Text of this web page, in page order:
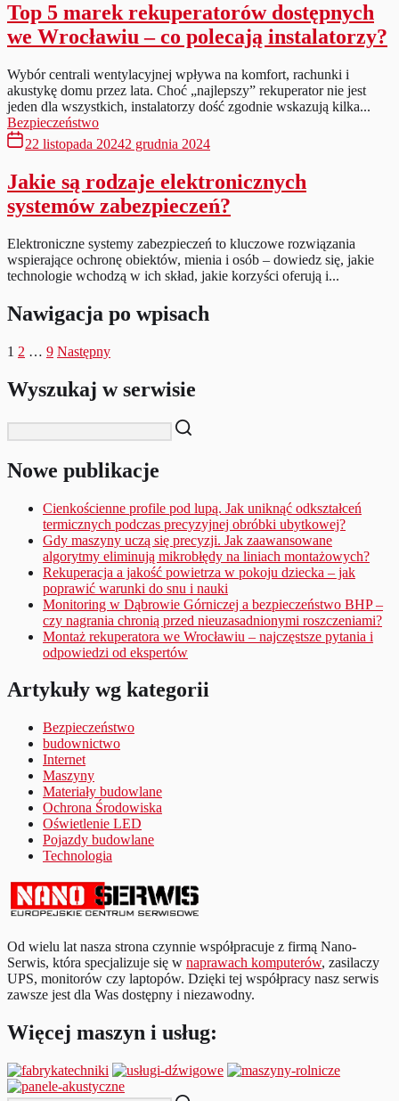
Top 5 marek rekuperatorów dostępnych
we Wrocławiu – co polecają instalatorzy?
Wybór centrali wentylacyjnej wpływa na komfort, rachunki i
akustykę domu przez lata. Choć „najlepszy” rekuperator nie jest
jeden dla wszystkich, instalatorzy dość zgodnie wskazują kilka...
Bezpieczeństwo
22 listopada 20242 grudnia 2024
Jakie są rodzaje elektronicznych
systemów zabezpieczeń?
Elektroniczne systemy zabezpieczeń to kluczowe rozwiązania
wspierające ochronę obiektów, mienia i osób – dowiedz się, jakie
technologie wchodzą w ich skład, jakie korzyści oferują i...
Nawigacja po wpisach
1 2 … 9 Następny
Wyszukaj w serwisie
Nowe publikacje
Cienkościenne profile pod lupą. Jak uniknąć odkształceń
termicznych podczas precyzyjnej obróbki ubytkowej?
Gdy maszyny uczą się precyzji. Jak zaawansowane
algorytmy eliminują mikrobłędy na liniach montażowych?
Rekuperacja a jakość powietrza w pokoju dziecka – jak
poprawić warunki do snu i nauki
Monitoring w Dąbrowie Górniczej a bezpieczeństwo BHP –
czy nagrania chronią przed nieuzasadnionymi roszczeniami?
Montaż rekuperatora we Wrocławiu – najczęstsze pytania i
odpowiedzi od ekspertów
Artykuły wg kategorii
Bezpieczeństwo
budownictwo
Internet
Maszyny
Materiały budowlane
Ochrona Środowiska
Oświetlenie LED
Pojazdy budowlane
Technologia
Od wielu lat nasza strona czynnie współpracuje z firmą Nano-
Serwis, która specjalizuje się w naprawach komputerów, zasilaczy
UPS, monitorów czy laptopów. Dzięki tej współpracy nasz serwis
zawsze jest dla Was dostępny i niezawodny.
Więcej maszyn i usług: